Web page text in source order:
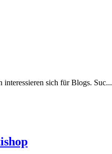
sich für Blogs. Suc...